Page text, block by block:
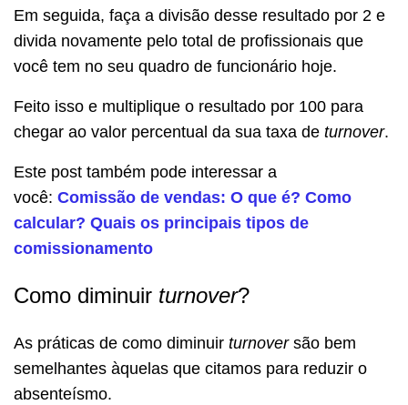
Em seguida, faça a divisão desse resultado por 2 e
divida novamente pelo total de profissionais que
você tem no seu quadro de funcionário hoje.
Feito isso e multiplique o resultado por 100 para
chegar ao valor percentual da sua taxa de turnover.
Este post também pode interessar a
você: Comissão de vendas: O que é? Como
calcular? Quais os principais tipos de
comissionamento
Como diminuir turnover?
As práticas de como diminuir turnoversão bem
semelhantes àquelas que citamos para reduzir o
absenteísmo.